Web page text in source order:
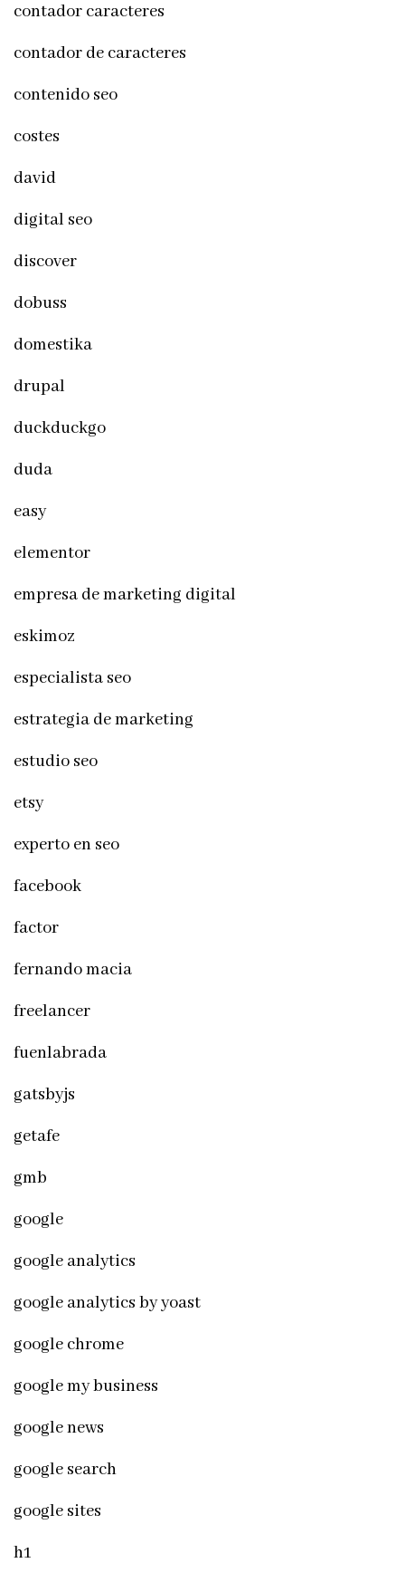
contador caracteres
contador de caracteres
contenido seo
costes
david
digital seo
discover
dobuss
domestika
drupal
duckduckgo
duda
easy
elementor
empresa de marketing digital
eskimoz
especialista seo
estrategia de marketing
estudio seo
etsy
experto en seo
facebook
factor
fernando macia
freelancer
fuenlabrada
gatsbyjs
getafe
gmb
google
google analytics
google analytics by yoast
google chrome
google my business
google news
google search
google sites
h1